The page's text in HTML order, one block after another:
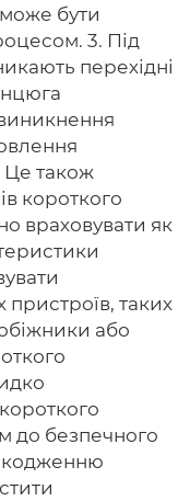
бути
3. Під
перехідні
Це також
короткого
враховувати як
пристроїв, таких
або
до безпечного